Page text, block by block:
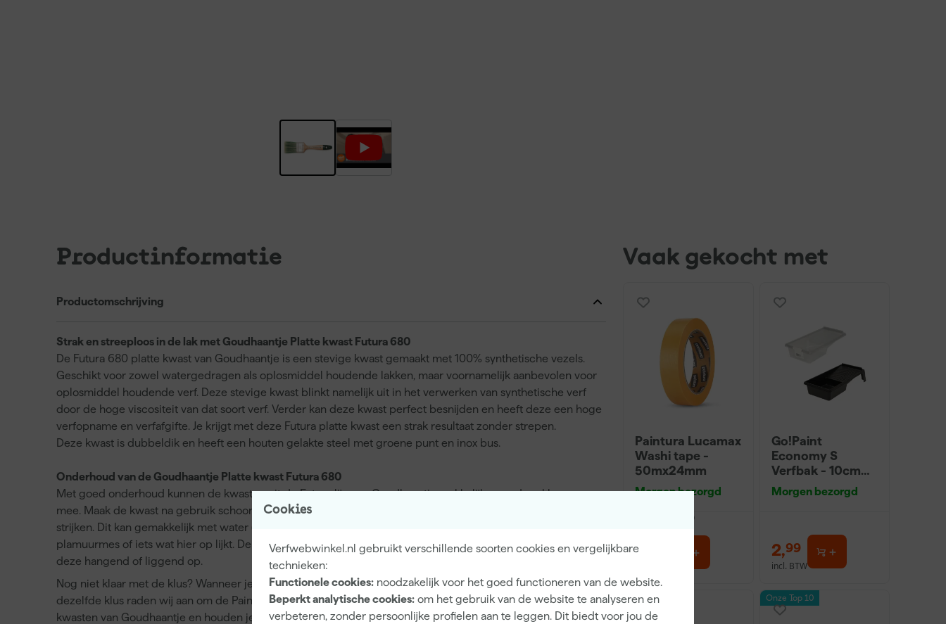
Cookies
Verfwebwinkel.nl gebruikt verschillende soorten cookies en vergelijkbare
technieken:
Functionele cookies: noodzakelijk voor het goed functioneren van de website.
Beperkt analytische cookies: om het gebruik van de website te analyseren en
verbeteren, zonder persoonlijke profielen aan te leggen. Dit biedt voor jou de
Productinformatie
Productomschrijving
Strak en streeploos in de lak met Goudhaantje Platte kwast Futura 680
De Futura 680 platte kwast van Goudhaantje is een stevige kwast gemaakt met 100% synthetische vezels.
Geschikt voor zowel watergedragen als oplosmiddel houdende lakken, maar voornamelijk aanbevolen voor
oplosmiddel houdende verf. Deze stevige kwast blinkt namelijk uit in het verwerken van synthetische verf
door de hoge viscositeit van dat soort verf. Verder kan deze kwast perfect besnijden en heeft deze een hoge
verfopname en verfafgifte. Je krijgt met deze Futura platte kwast een strak resultaat zonder strepen.
Deze kwast is dubbeldik en heeft een houten gelakte steel met groene punt en inox bus.
Onderhoud van de Goudhaantje Platte kwast Futura 680
Met goed onderhoud kunnen de kwasten uit de Futura lijn van Goudhaantje makkelijk meerdere klussen
mee. Maak de kwast na gebruik schoon door deze zoveel mogelijk van verf te ontdoen door deze goed uit te
strijken. Dit kan gemakkelijk met water (bij gebruik van watergedragen verf). Gebruik hiervoor geen
plamuurmes of iets wat hier op lijkt. De vezels kunnen hierdoor gaan krullen. Wrijf de kwast droog en berg
deze hangend of liggend op.
Nog niet klaar met de klus? Wanneer je een lange pauze houd of over en paar dagen pas verder kunt met
dezelfde klus raden wij aan om de Paintura Brushkeeper pro te gebruiken. Deze passen perfect op de
kwasten van Goudhaantje en houden je kwasten wel 3 tot 5 dagen goed om weer op te pakken en verder te
Vaak gekocht met
Paintura Lucamax
Washi tape -
50mx24mm
Morgen bezorgd
3
Go!Paint
Economy S
Verfbak - 10cm
Roller - 15 x 32 cm
+ 5 inzetbakken
Morgen bezorgd
2,99
incl. BTW
Onze Top 10